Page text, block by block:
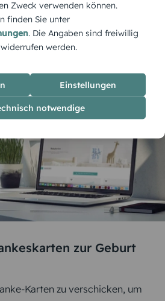
nicht vergessen. So hat
auf einen Blick
wieder gerne an das Ereignis
zur Geburt
Karten zu verschicken, um
Zweck verwenden können.
finden Sie unter
. Die Angaben sind freiwillig
werden.
Einstellungen
notwendige